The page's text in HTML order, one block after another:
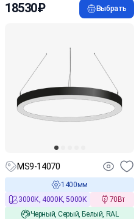
18530₽ Выбрать
MS9-14070
1400мм
3000К, 4000К, 5000К
70Вт
Черный, Серый, Белый, RAL